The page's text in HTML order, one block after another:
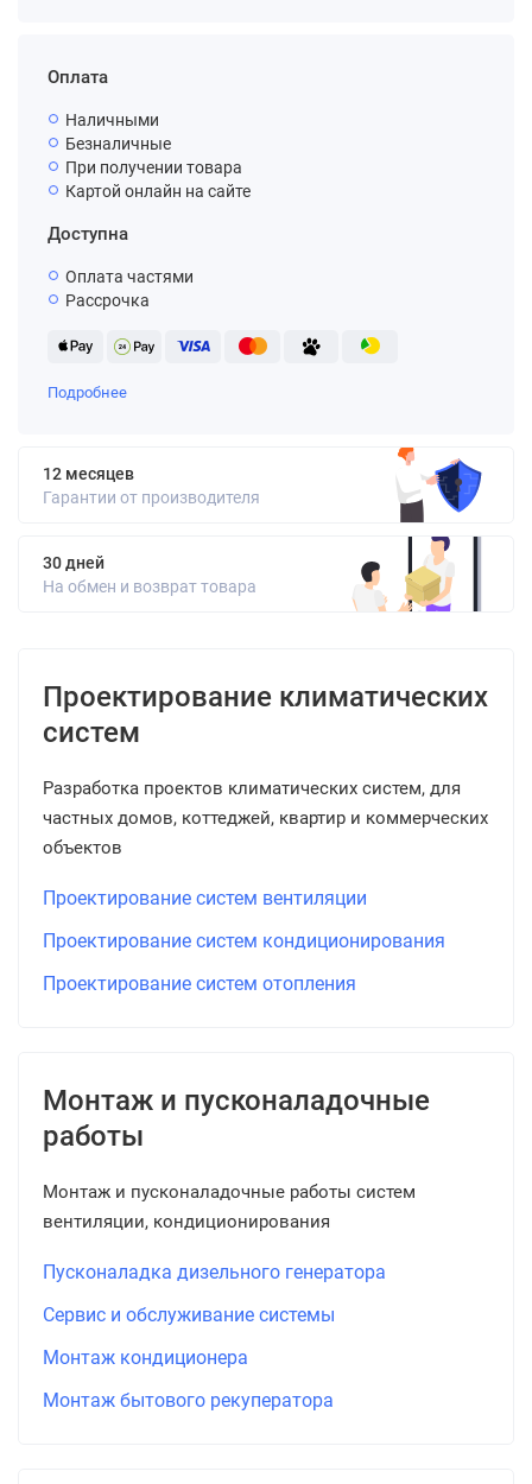
Оплата
Наличными
Безналичные
При получении товара
Картой онлайн на сайте
Доступна
Оплата частями
Рассрочка
Подробнее
12 месяцев
Гарантии от производителя
30 дней
На обмен и возврат товара
Проектирование климатических
систем
Разработка проектов климатических систем, для
частных домов, коттеджей, квартир и коммерческих
объектов
Проектирование систем вентиляции
Проектирование систем кондиционирования
Проектирование систем отопления
Монтаж и пусконаладочные
работы
Монтаж и пусконаладочные работы систем
вентиляции, кондиционирования
Пусконаладка дизельного генератора
Сервис и обслуживание системы
Монтаж кондиционера
Монтаж бытового рекуператора